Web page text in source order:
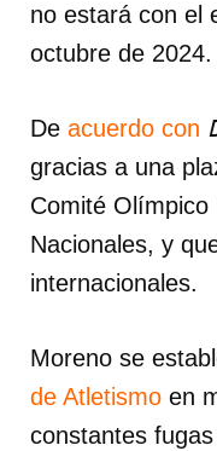
no estará con el
octubre de 2024.
De acuerdo con
gracias a una
Comité
Nacionales, y
internacionales.
Moreno se
de Atletismo en
constantes